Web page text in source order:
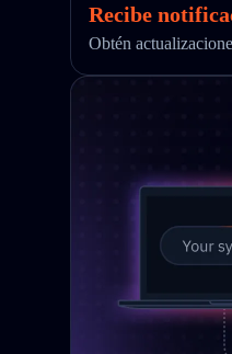
Recibe
Obtén